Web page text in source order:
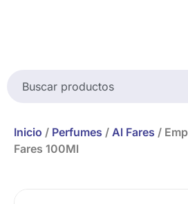
Inicio / Perfumes / Al Fares /
Fares 100Ml